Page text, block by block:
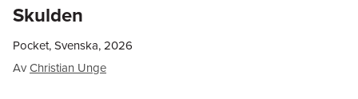
Skulden
Pocket, Svenska, 2026
AvChristian Unge